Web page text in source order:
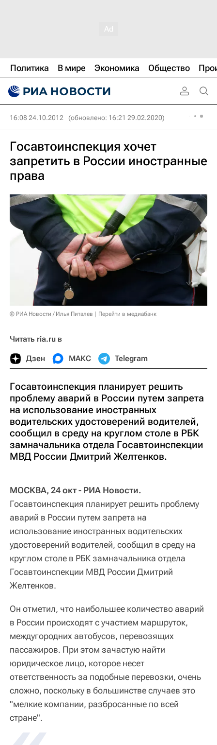
Политика В мире Экономика Общество
16:08 24.10.2012 (обновлено: 16:21 29.02.2020)
Госавтоинспекция хочет
запретить в России иностранные
права
© РИА Новости / Илья Питалев Перейти в медиабанк
Читать ria.ru в
Дзен МАКС Telegram
Госавтоинспекция планирует решить
проблему аварий в России путем запрета
на использование иностранных
водительских удостоверений водителей,
сообщил в среду на круглом столе в РБК
замначальника отдела Госавтоинспекции
МВД России Дмитрий Желтенков.
МОСКВА, 24 окт - РИА Новости.
Госавтоинспекция планирует решить проблему
аварий в России путем запрета на
использование иностранных водительских
удостоверений водителей, сообщил в среду на
круглом столе в РБК замначальника отдела
Госавтоинспекции МВД России Дмитрий
Желтенков.
Он отметил, что наибольшее количество аварий
в России происходят с участием маршруток,
междугородних автобусов, перевозящих
пассажиров. При этом зачастую найти
юридическое лицо, которое несет
ответственность за подобные перевозки, очень
сложно, поскольку в большинстве случаев это
"мелкие компании, разбросанные по всей
стране".